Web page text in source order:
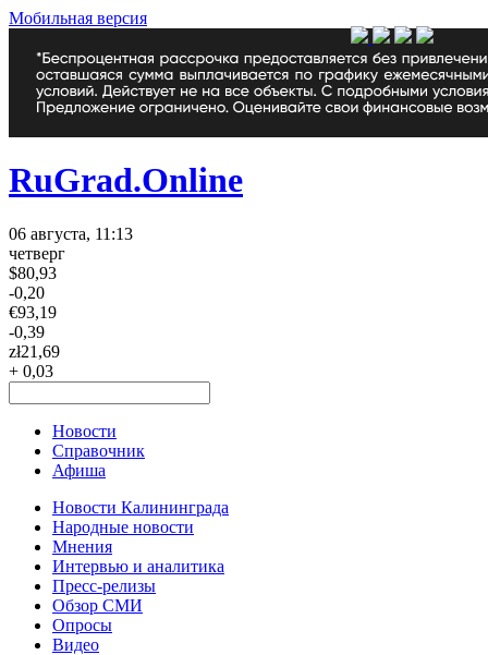
Мобильная версия
RuGrad.Online
06 августа, 11:13
четверг
$80,93
-0,20
€93,19
-0,39
zł21,69
+ 0,03
Новости
Справочник
Афиша
Новости Калининграда
Народные новости
Мнения
Интервью и аналитика
Пресс-релизы
Обзор СМИ
Опросы
Видео